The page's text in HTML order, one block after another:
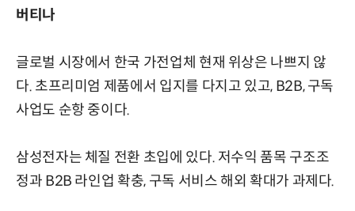
버티나
글로벌 시장에서 한국 가전업체 현재 위상은 나쁘지 않
다. 초프리미엄 제품에서 입지를 다지고 있고, B2B, 구독
사업도 순항 중이다.
삼성전자는 체질 전환 초입에 있다. 저수익 품목 구조조
정과 B2B 라인업 확충, 구독 서비스 해외 확대가 과제다.